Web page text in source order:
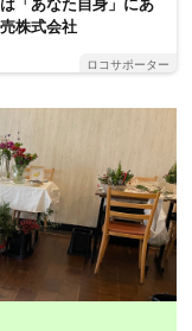
株式会社
ロコサポーター